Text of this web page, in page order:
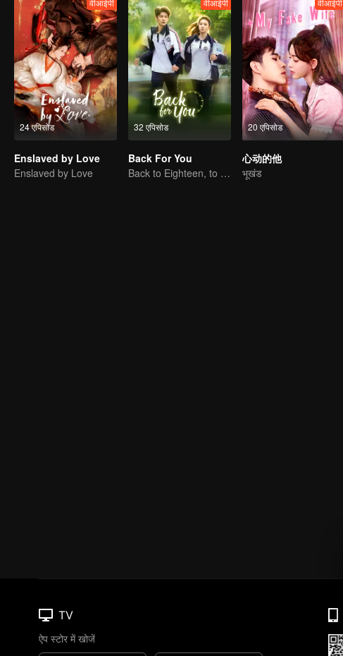
24 एपिसोड
वीआईपी
Enslaved by Love
Enslaved by Love
32 एपिसोड
वीआईपी
Back For You
Back to Eighteen, to Save His White Moonlight
20 एपिसोड
वीआईपी
心动的他
भूखंड
TV
ऐप स्टोर में खोजें